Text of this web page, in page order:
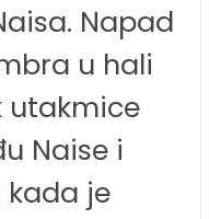
Napad
u hali
utakmice
Naise i
kada je